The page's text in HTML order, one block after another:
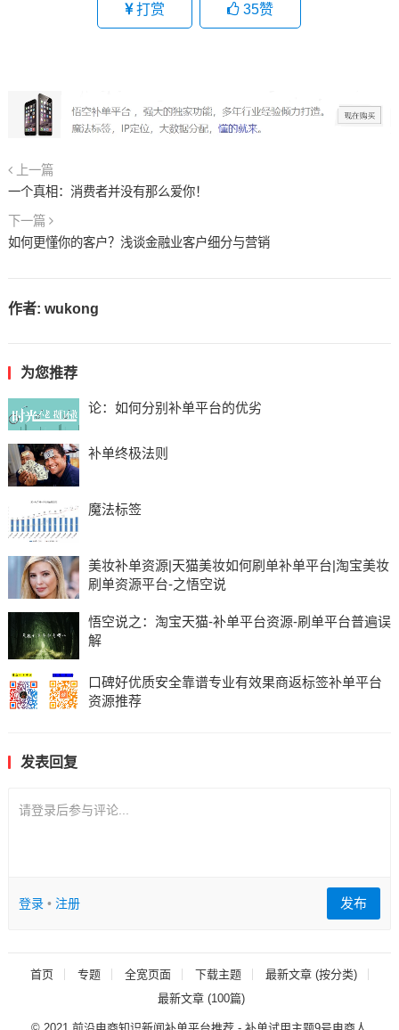
打赏 35赞
上一篇
一个真相：消费者并没有那么爱你！
下一篇
如何更懂你的客户？浅谈金融业客户细分与营销
作者: wukong
为您推荐
论：如何分别补单平台的优劣
补单终极法则
魔法标签
美妆补单资源|天猫美妆如何刷单补单平台|淘宝美妆
刷单资源平台-之悟空说
悟空说之：淘宝天猫-补单平台资源-刷单平台普遍误
解
口碑好优质安全靠谱专业有效果商返标签补单平台
资源推荐
发表回复
请登录后参与评论...
登录• 注册 发布
首页 专题 全宽页面 下载主题
最新文章 (按分类)
最新文章 (100篇)